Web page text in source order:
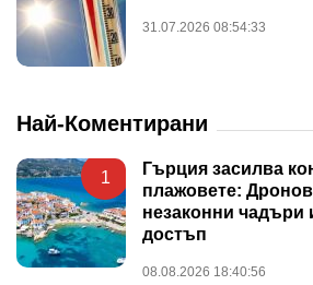
31.07.2026 08:54:33
Най-Коментирани
1
Гърция засилва
плажовете:
незаконни чадъри
достъп
08.08.2026 18:40:56